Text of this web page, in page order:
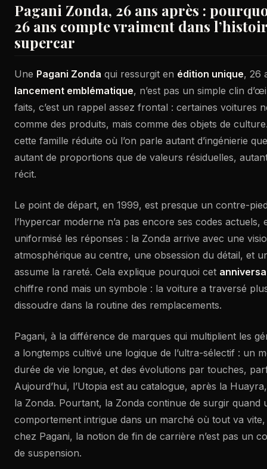
Pagani Zonda, 26 ans après :
26 ans compte vraiment dans
supercar
Une Pagani Zonda qui ressurgit en édition unique, 26
lancement emblématique, n’est pas un simple clin
faits, c’est un rappel assez frontal : certaines voitures
comme des produits, mais comme des objets de
cette famille réduite où l’on parle autant d’ingénierie
autant de proportions que de valeurs résiduelles,
récit.
Le point de départ, en 1999, est presque un contre-
l’hypercar moderne n’a pas encore ses codes actuels,
uniformisé les réponses : la Zonda arrive avec une
atmosphérique au centre, une obsession du détail, et
assume la rareté. Cela explique pourquoi cet
chiffre rond mais un symbole : la voiture a traversé
dissoudre dans la routine des remplacements.
Pagani, à la différence de marques qui multiplient les
a longtemps cultivé une logique de l’ultra-sélectif : un
durée de vie longue, et des évolutions par touches,
Aujourd’hui, l’Utopia est au catalogue, après la
la Zonda. Pourtant, la Zonda continue de surgir quand
comportement intrigue dans un marché où tout va
chez Pagani, la notion de fin de carrière n’est pas un
de suspension.